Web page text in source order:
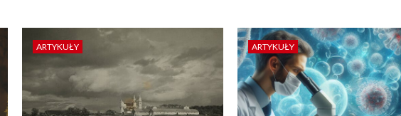
ARTYKUŁY ARTYKUŁY